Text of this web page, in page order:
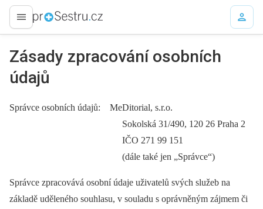
proLékaře.cz
Zásady zpracování osobních
údajů
Správce osobních údajů: MeDitorial, s.r.o.
Sokolská 31/490, 120 26 Praha 2
IČO 271 99 151
(dále také jen „Správce“)
Správce zpracovává osobní údaje uživatelů svých služeb na
základě uděleného souhlasu, v souladu s oprávněným zájmem či